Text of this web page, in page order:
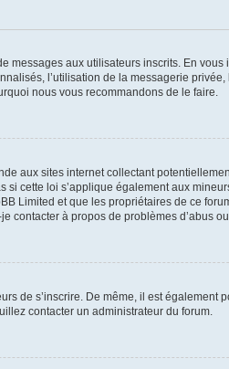
messages aux utilisateurs inscrits. En
l’utilisation de la messagerie
nous vous recommandons de le faire.
aux sites internet collectant
cette loi s’applique également aux
Limited et que les propriétaires de ce
à propos de problèmes d’abus
de s’inscrire. De même, il est également
contacter un administrateur du forum.